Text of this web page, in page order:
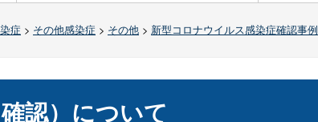
症 > その他感染症 > その他 > 新型コロナウイルス感染症確認事例
認）について